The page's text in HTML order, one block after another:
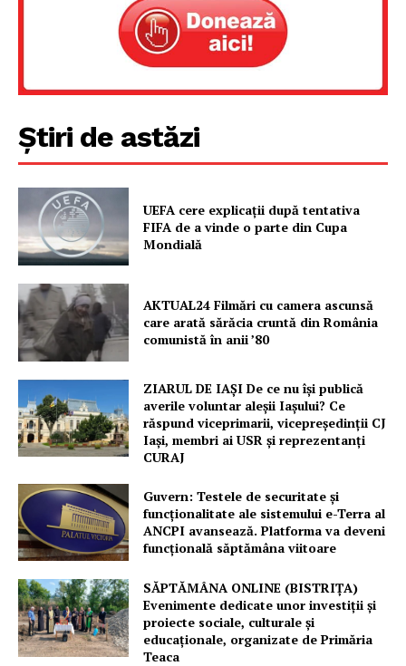
Știri de astăzi
UEFA cere explicații după tentativa
FIFA de a vinde o parte din Cupa
Mondială
AKTUAL24 Filmări cu camera ascunsă
care arată sărăcia cruntă din România
comunistă în anii ’80
ZIARUL DE IAȘI De ce nu își publică
averile voluntar aleșii Iașului? Ce
răspund viceprimarii, vicepreședinții CJ
Iași, membri ai USR și reprezentanți
CURAJ
Guvern: Testele de securitate și
funcționalitate ale sistemului e-Terra al
ANCPI avansează. Platforma va deveni
funcțională săptămâna viitoare
SĂPTĂMÂNA ONLINE (BISTRIȚA)
Evenimente dedicate unor investiții și
proiecte sociale, culturale și
educaționale, organizate de Primăria
Teaca